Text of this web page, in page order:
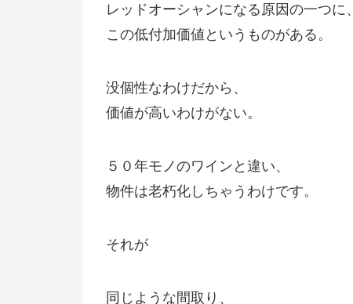
レッドオーシャンになる原因の一つに、
この低付加価値というものがある。
没個性なわけだから、
価値が高いわけがない。
５０年モノのワインと違い、
物件は老朽化しちゃうわけです。
それが
同じような間取り、